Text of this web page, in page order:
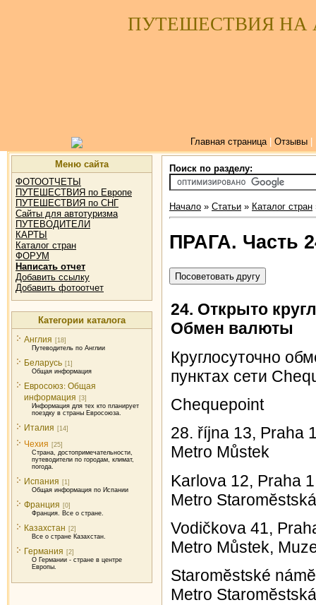
ПУТЕШЕСТВИЯ НА
Главная страница| Отзывы|
Меню сайта
ФОТООТЧЕТЫ
ПУТЕШЕСТВИЯ по Европе
ПУТЕШЕСТВИЯ по СНГ
Сайты для автотуризма
ПУТЕВОДИТЕЛИ
КАРТЫ
Каталог стран
ФОРУМ
Написать отчет
Добавить ссылку
Добавить фотоотчет
Категории каталога
Англия [18]
Путеводитель по Англии
Беларусь [1]
Общая информация
Евросоюз: Общая
информация [3]
Информация для тех кто планирует
поездку в страны Евросоюза.
Италия [14]
Чехия [25]
Страна, достопримечательности,
путеводители по городам, климат,
погода.
Испания [1]
Общая информация по Испании
Франция [0]
Франция. Все о стране.
Казахстан [2]
Все о стране Казахстан.
Германия [2]
О Германии - стране в центре
Европы.
Поиск по разделу:
Начало » Статьи » Каталог стран
ПРАГА. Часть
24. Открыто
Обмен валюты
Круглосуточно
пунктах сети
Chequepoint
28. října 13, Praha
Metro Můstek
Karlova 12, Praha 1
Metro Staromĕstská
Vodičkova 41,
Metro Můstek,
Staromĕstské
Metro Staromĕstská